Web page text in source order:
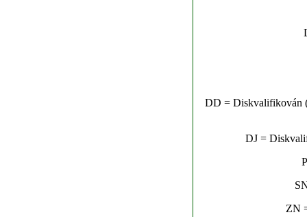
DD = Diskvalifikován
DJ =
ZN